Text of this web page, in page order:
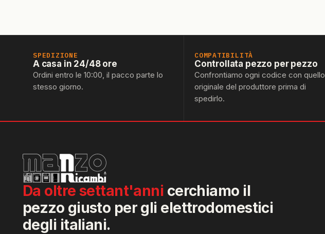
SPEDIZIONE
A casa in 24/48 ore
Ordini entro le 10:00, il pacco parte lo
stesso giorno.
COMPATIBILITÀ
Controllata pezzo per pezzo
Confrontiamo ogni codice con quello
originale del produttore prima di
spedirlo.
Da oltre settant'anni cerchiamo il
pezzo giusto per gli elettrodomestici
degli italiani.